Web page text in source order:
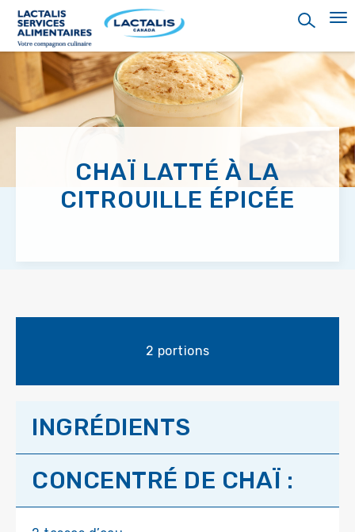
main
content
CHAÏ LATTÉ À LA
CITROUILLE ÉPICÉE
2 portions
INGRÉDIENTS
CONCENTRÉ DE CHAÏ :